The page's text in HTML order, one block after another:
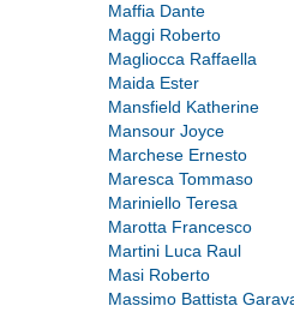
Maffia Dante
Maggi Roberto
Magliocca Raffaella
Maida Ester
Mansfield Katherine
Mansour Joyce
Marchese Ernesto
Maresca Tommaso
Mariniello Teresa
Marotta Francesco
Martini Luca Raul
Masi Roberto
Massimo Battista